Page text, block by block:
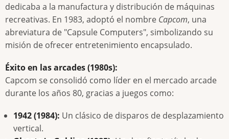
dedicaba a la manufactura y distribución de máquinas
recreativas. En 1983, adoptó el nombre Capcom, una
abreviatura de "Capsule Computers", simbolizando su
misión de ofrecer entretenimiento encapsulado.
Éxito en las arcades (1980s):
Capcom se consolidó como líder en el mercado arcade
durante los años 80, gracias a juegos como:
1942 (1984): Un clásico de disparos de desplazamiento
vertical.